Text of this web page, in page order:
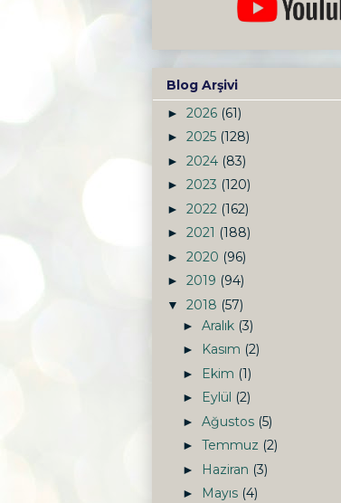
Blog Arşivi
► 2026 (61)
► 2025 (128)
► 2024 (83)
► 2023 (120)
► 2022 (162)
► 2021 (188)
► 2020 (96)
► 2019 (94)
▼ 2018 (57)
► Aralık (3)
► Kasım (2)
► Ekim (1)
► Eylül (2)
► Ağustos (5)
► Temmuz (2)
► Haziran (3)
► Mayıs (4)